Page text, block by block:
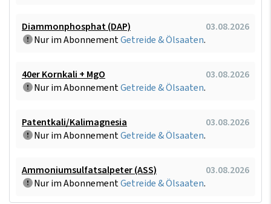
Diammonphosphat (DAP)
03.08.2026
Nur im AbonnementGetreide & Ölsaaten.
40er Kornkali + MgO
03.08.2026
Nur im AbonnementGetreide & Ölsaaten.
Patentkali/Kalimagnesia
03.08.2026
Nur im AbonnementGetreide & Ölsaaten.
Ammoniumsulfatsalpeter (ASS)
03.08.2026
Nur im AbonnementGetreide & Ölsaaten.